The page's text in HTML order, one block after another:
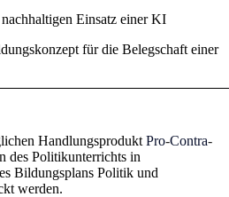
Einsatz einer KI
für die Belegschaft einer
HandlungsproduktPro-Contra-
des Politikunterrichts in
Bildungsplans Politik und
werden.